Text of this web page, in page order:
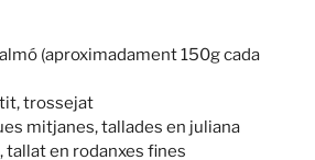
(aproximadament 150g cada
trossejat
mitjanes, tallades en juliana
tallat en rodanxes fines